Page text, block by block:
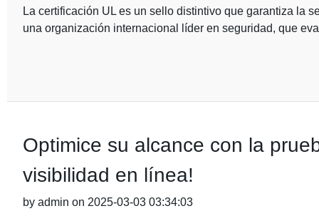
La certificación UL es un sello distintivo que garantiza la
una organización internacional líder en seguridad, que
Optimice su alcance con la
visibilidad en línea!
by admin on 2025-03-03 03:34:03